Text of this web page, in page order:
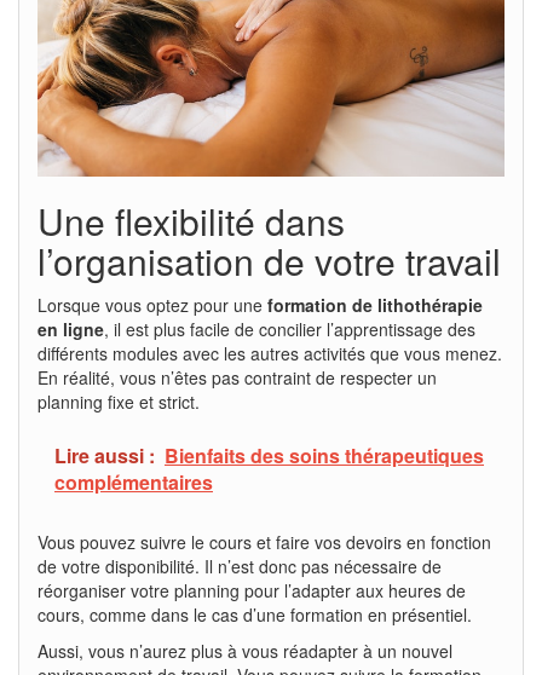
Une flexibilité dans
l’organisation de votre travail
Lorsque vous optez pour une formation de lithothérapie
en ligne, il est plus facile de concilier l’apprentissage des
différents modules avec les autres activités que vous menez.
En réalité, vous n’êtes pas contraint de respecter un
planning fixe et strict.
Lire aussi : Bienfaits des soins thérapeutiques
complémentaires
Vous pouvez suivre le cours et faire vos devoirs en fonction
de votre disponibilité. Il n’est donc pas nécessaire de
réorganiser votre planning pour l’adapter aux heures de
cours, comme dans le cas d’une formation en présentiel.
Aussi, vous n’aurez plus à vous réadapter à un nouvel